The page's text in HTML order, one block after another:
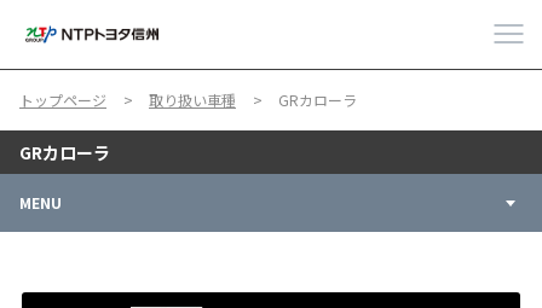
トップページ 取り扱い車種 GRカローラ
GRカローラ
MENU